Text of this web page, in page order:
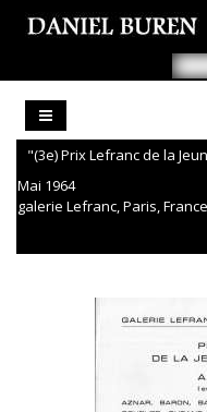
"(3e) Prix Lefranc de la
Mai 1964
galerie Lefranc, Paris, France